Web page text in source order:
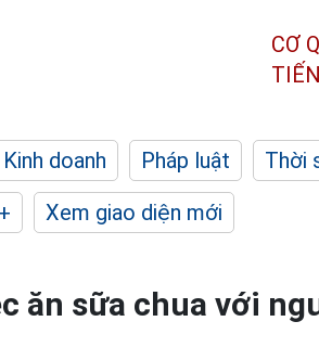
CƠ
Kinh doanh Pháp luật Thời
Xem giao diện mới
ăn sữa chua với